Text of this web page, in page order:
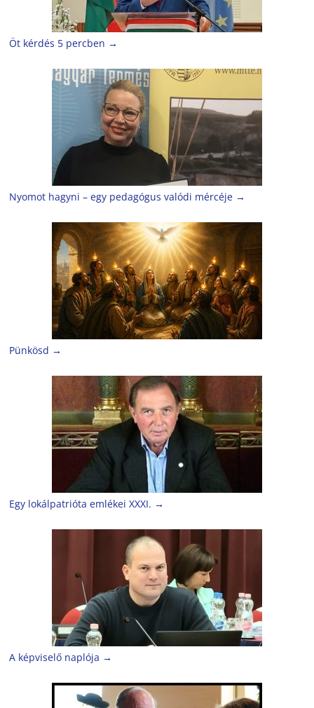
Öt kérdés 5 percben →
Nyomot hagyni – egy pedagógus valódi mércéje →
Pünkösd →
Egy lokálpatrióta emlékei XXXI. →
A képviselő naplója →